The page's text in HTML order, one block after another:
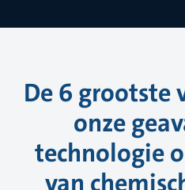
De 6 grootste
onze
technologie
van